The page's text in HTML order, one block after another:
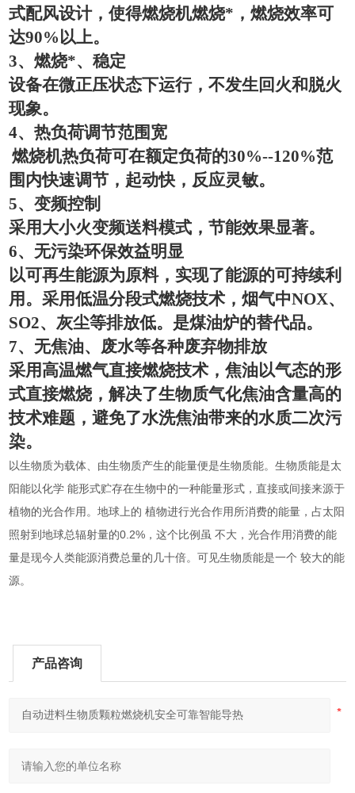
式配风设计，使得燃烧机燃烧*，燃烧效率可
达90%以上。
3、燃烧*、稳定
设备在微正压状态下运行，不发生回火和脱火
现象。
4、热负荷调节范围宽
燃烧机热负荷可在额定负荷的30%--120%范
围内快速调节，起动快，反应灵敏。
5、变频控制
采用大小火变频送料模式，节能效果显著。
6、无污染环保效益明显
以可再生能源为原料，实现了能源的可持续利
用。采用低温分段式燃烧技术，烟气中NOX、
SO2、灰尘等排放低。是煤油炉的替代品。
7、无焦油、废水等各种废弃物排放
采用高温燃气直接燃烧技术，焦油以气态的形
式直接燃烧，解决了生物质气化焦油含量高的
技术难题，避免了水洗焦油带来的水质二次污
染。
以生物质为载体、由生物质产生的能量便是生物质能。生物质能是太
阳能以化学 能形式贮存在生物中的一种能量形式，直接或间接来源于
植物的光合作用。地球上的 植物进行光合作用所消费的能量，占太阳
照射到地球总辐射量的0.2% ，这个比例虽 不大，光合作用消费的能
量是现今人类能源消费总量的几十倍。可见生物质能是一个 较大的能
源。
产品咨询